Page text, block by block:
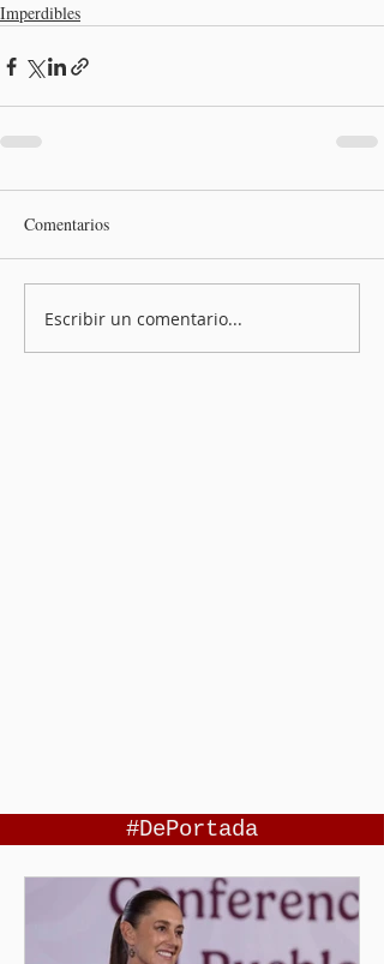
Imperdibles
Comentarios
Escribir un comentario...
#DePortada